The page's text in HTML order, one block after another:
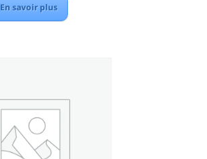
En savoir plus